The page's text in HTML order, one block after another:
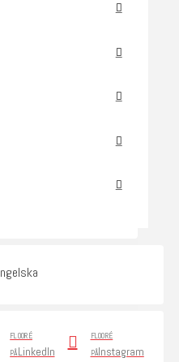
FLOORÉ
PÅLinkedIn
FLOORÉ
PÅInstagram